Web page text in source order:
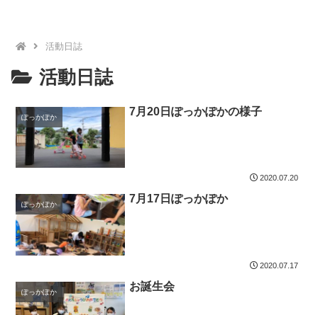
活動日誌
活動日誌
ぽっかぽか 7月20日ぽっかぽかの様子
2020.07.20
ぽっかぽか 7月17日ぽっかぽか
2020.07.17
ぽっかぽか お誕生会